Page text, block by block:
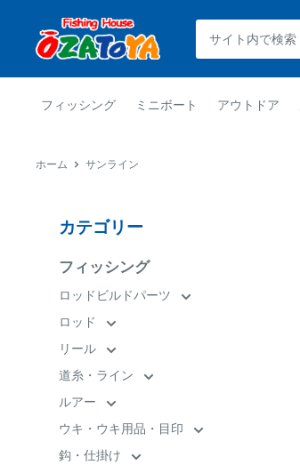
ン
釣
具
通
フィッシング ミニボート アウトドア
ホーム サンライン
カテゴリー
フィッシング
ロッドビルドパーツ
ロッド
リール
道糸・ライン
ルアー
ウキ・ウキ用品・目印
鈎・仕掛け